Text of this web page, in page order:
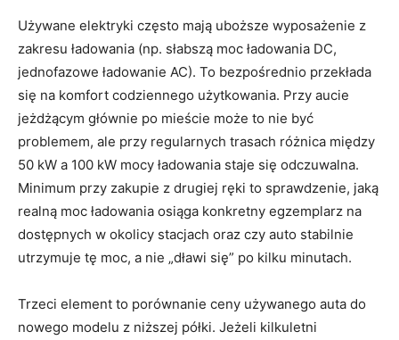
Używane elektryki często mają uboższe wyposażenie z
zakresu ładowania (np. słabszą moc ładowania DC,
jednofazowe ładowanie AC). To bezpośrednio przekłada
się na komfort codziennego użytkowania. Przy aucie
jeżdżącym głównie po mieście może to nie być
problemem, ale przy regularnych trasach różnica między
50 kW a 100 kW mocy ładowania staje się odczuwalna.
Minimum przy zakupie z drugiej ręki to sprawdzenie, jaką
realną moc ładowania osiąga konkretny egzemplarz na
dostępnych w okolicy stacjach oraz czy auto stabilnie
utrzymuje tę moc, a nie „dławi się” po kilku minutach.
Trzeci element to porównanie ceny używanego auta do
nowego modelu z niższej półki. Jeżeli kilkuletni